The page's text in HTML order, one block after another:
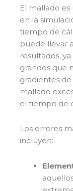
El mallado
en la
tiempo de
puede llevar
resultados,
grandes que
gradientes
mallado
el tiempo de
Los errores
incluyen: